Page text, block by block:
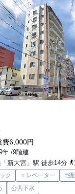
費6,000円
年 /9階建
新大宮」駅 徒歩14分
ク エレベーター
宅
公共下水